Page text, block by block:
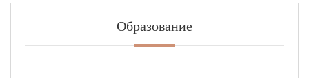
Образование